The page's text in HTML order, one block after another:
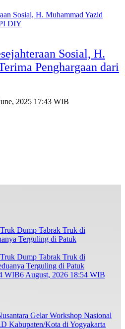
Sosial, H.
Penghargaan dari
2025 17:43 WIB
Dump Tabrak Truk di
Terguling di Patuk
WIB6 August, 2026 18:54 WIB
Gelar Workshop Nasional
Kabupaten/Kota di Yogyakarta